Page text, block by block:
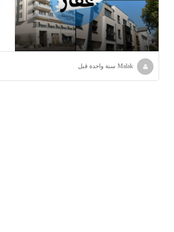
Malak ‏سنة واحدة قبل